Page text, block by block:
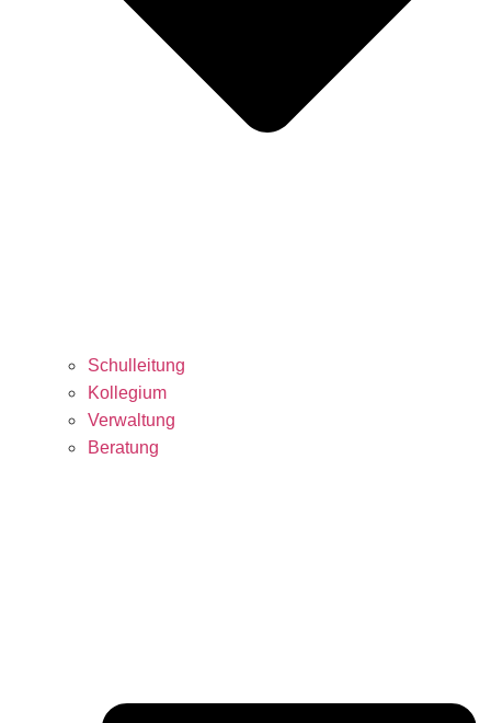
Schulleitung
Kollegium
Verwaltung
Beratung